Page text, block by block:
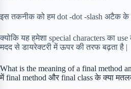
इस तकनीक को हम dot -dot -slash अटैक के
क्योकि यह हमेशा special characters का
मदद से डायरेक्टरी में ऊपर की तरफ बढ़ता है |
What is the meaning of a final method
में final method और final class के क्या